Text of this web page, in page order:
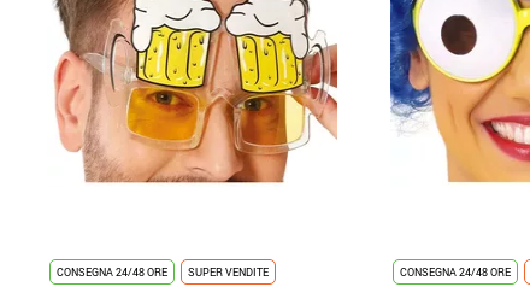
CONSEGNA 24/48 ORE SUPER VENDITE CONSEGNA 24/48 ORE